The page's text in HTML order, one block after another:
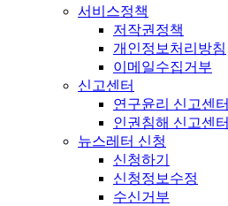
서비스정책
저작권정책
개인정보처리방침
이메일수집거부
신고센터
연구윤리 신고센터
인권침해 신고센터
뉴스레터 신청
신청하기
신청정보수정
수신거부